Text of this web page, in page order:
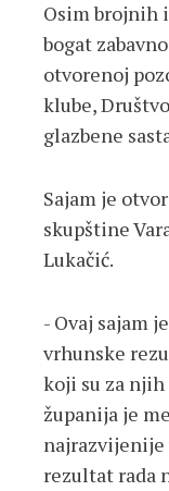
Osim brojnih
bogat
otvorenoj
klube,
glazbene
Sajam je
skupštine
Lukačić.
- Ovaj sajam
vrhunske
koji su za
županija je
najrazvijenije
rezultat rada